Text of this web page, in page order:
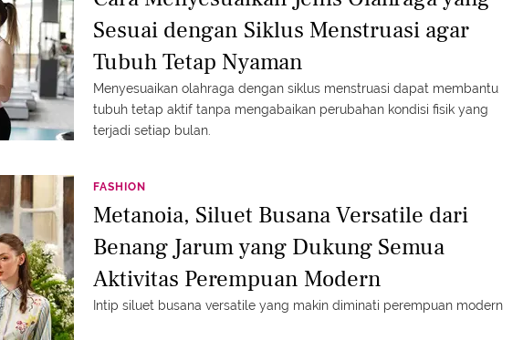
Sesuai dengan Siklus Menstruasi agar
Tubuh Tetap Nyaman
Menyesuaikan olahraga dengan siklus menstruasi dapat membantu
tubuh tetap aktif tanpa mengabaikan perubahan kondisi fisik yang
terjadi setiap bulan.
FASHION
Metanoia, Siluet Busana Versatile dari
Benang Jarum yang Dukung Semua
Aktivitas Perempuan Modern
Intip siluet busana versatile yang makin diminati perempuan modern